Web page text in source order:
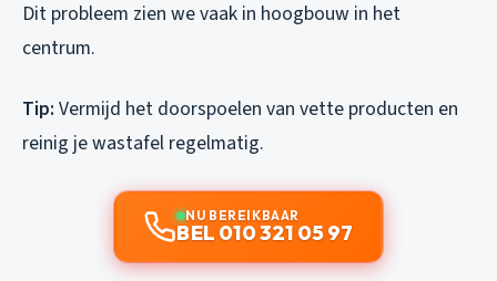
Dit probleem zien we vaak in hoogbouw in het
centrum.
Tip: Vermijd het doorspoelen van vette producten en
reinig je wastafel regelmatig.
NU BEREIKBAAR
BEL 010 321 05 97